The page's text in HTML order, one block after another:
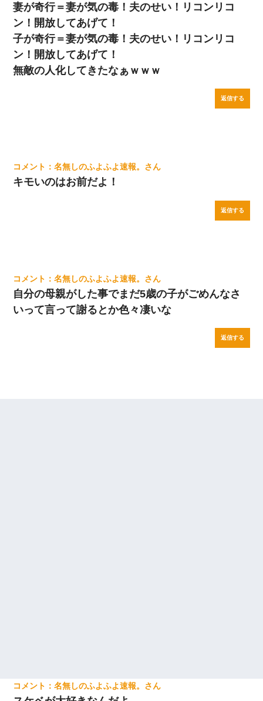
妻が奇行＝妻が気の毒！夫のせい！リコンリコ
ン！開放してあげて！
子が奇行＝妻が気の毒！夫のせい！リコンリコ
ン！開放してあげて！
無敵の人化してきたなぁｗｗｗ
返信する
名無しのふよふよ速報。
キモいのはお前だよ！
返信する
名無しのふよふよ速報。
自分の母親がした事でまだ5歳の子がごめんなさ
いって言って謝るとか色々凄いな
返信する
名無しのふよふよ速報。